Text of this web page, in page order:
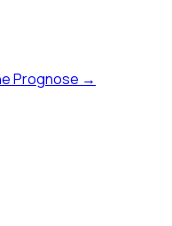
Prognose →